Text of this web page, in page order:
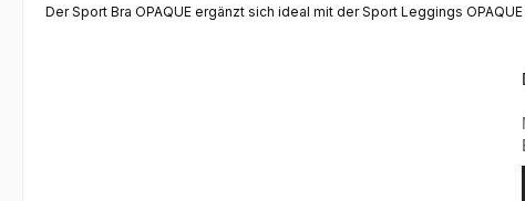
Der Sport Bra OPAQUE ergänzt sich ideal mit der Sport Leggings